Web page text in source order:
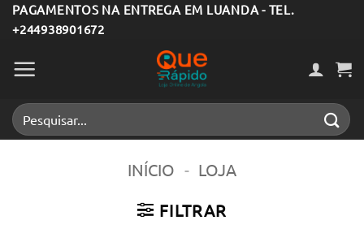
Skip
to
content
PAGAMENTOS NA ENTREGA EM LUANDA - TEL.
+244938901672
Pesquisar
por:
INÍCIO - LOJA
FILTRAR